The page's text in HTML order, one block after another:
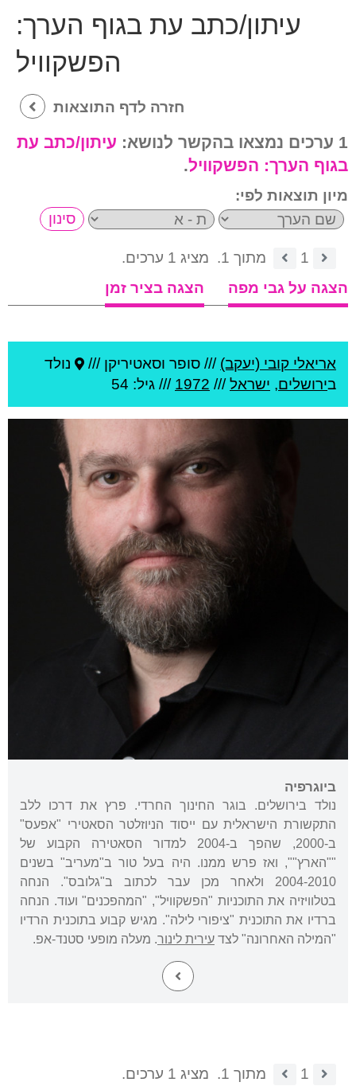
עיתון/כתב עת בגוף הערך:
הפשקוויל
חזרה לדף התוצאות
1 ערכים נמצאו בהקשר לנושא:
עיתון/כתב עת
בגוף הערך: הפשקוויל.
מיון תוצאות לפי:
1 מתוך 1.
מציג 1 ערכים.
הצגה על גבי מפה
הצגה בציר זמן
אריאלי קובי (יעקב) /// סופר וסאטיריקן ///
נולד
בירושלים, ישראל///
1972 /// גיל: 54
ביוגרפיה
נולד בירושלים. בוגר החינוך החרדי. פרץ את דרכו ללב
התקשורת הישראלית עם ייסוד הניוזלטר הסאטירי "אפעס"
ב-2000, שהפך ב-2004 למדור הסאטירה הקבוע של
""הארץ"", ואז פרש ממנו. היה בעל טור ב"מעריב" בשנים
2004-2010 ולאחר מכן עבר לכתוב ב"גלובס". הנחה
בטלוויזיה את התוכניות "הפשקוויל", "המהפכנים" ועוד. הנחה
ברדיו את התוכנית "ציפורי לילה". מגיש קבוע בתוכנית הרדיו
"המילה האחרונה" לצד עירית לינור. מעלה מופעי סטנד-אפ.
1 מתוך 1. מציג 1 ערכים.